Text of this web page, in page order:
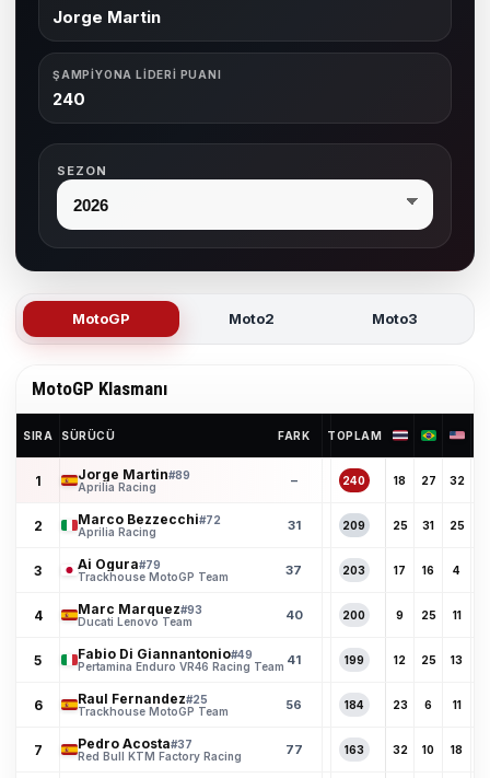
Jorge Martin
ŞAMPIYONA LIDERI PUANI
240
SEZON
MotoGP Moto2 Moto3
MotoGP Klasmanı
SIRA SÜRÜCÜ FARK TOPLAM
1 Jorge Martin#89
Aprilia Racing
– 240 18 27 32
2 Marco Bezzecchi#72
Aprilia Racing
31 209 25 31 25
3 Ai Ogura#79
Trackhouse MotoGP Team
37 203 17 16 4
4 Marc Marquez#93
Ducati Lenovo Team
40 200 9 25 11
5 Fabio Di Giannantonio#49
Pertamina Enduro VR46 Racing Team 41 199 12 25 13
6 Raul Fernandez#25
Trackhouse MotoGP Team
56 184 23 6 11
7 Pedro Acosta#37
Red Bull KTM Factory Racing
77 163 32 10 18